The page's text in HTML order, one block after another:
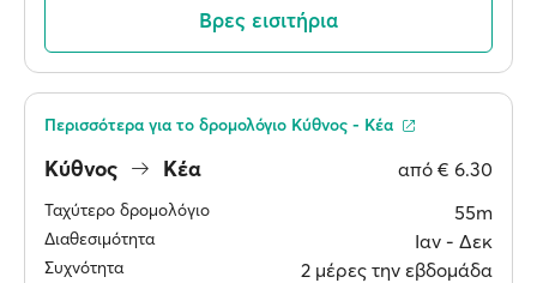
Βρες εισιτήρια
Κύθνος Κέα από € 6.30
Ταχύτερο δρομολόγιο 55m
Διαθεσιμότητα Ιαν ‐ Δεκ
Συχνότητα 2 μέρες την εβδομάδα
Περισσότερα για το δρομολόγιο Κύθνος - Κέα